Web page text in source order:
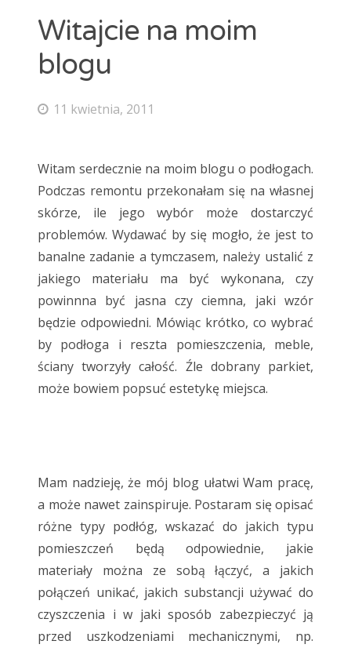
Witajcie na moim
blogu
11 kwietnia, 2011
Witam serdecznie na moim blogu o podłogach.
Podczas remontu przekonałam się na własnej
skórze, ile jego wybór może dostarczyć
problemów. Wydawać by się mogło, że jest to
banalne zadanie a tymczasem, należy ustalić z
jakiego materiału ma być wykonana, czy
powinnna być jasna czy ciemna, jaki wzór
będzie odpowiedni. Mówiąc krótko, co wybrać
by podłoga i reszta pomieszczenia, meble,
ściany tworzyły całość. Źle dobrany parkiet,
może bowiem popsuć estetykę miejsca.
Mam nadzieję, że mój blog ułatwi Wam pracę,
a może nawet zainspiruje. Postaram się opisać
różne typy podłóg, wskazać do jakich typu
pomieszczeń będą odpowiednie, jakie
materiały można ze sobą łączyć, a jakich
połączeń unikać, jakich substancji używać do
czyszczenia i w jaki sposób zabezpieczyć ją
przed uszkodzeniami mechanicznymi, np.
Ogrzewanie podłogowe
panele
panele laminowane
Podłogi drewniane
podłogi kuchenne
porady
płytki
płytki ceramiczne
płytki podłogowe
płytki szkliwione
remont
selekt
skrzypiąca podłoga
standard
wykładzina
wykładziny
wykładziny dywanowe